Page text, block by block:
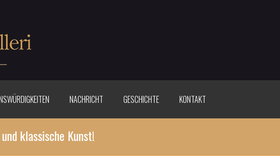
NACHRICHT GESCHICHTE KONTAKT
klassische Kunst!